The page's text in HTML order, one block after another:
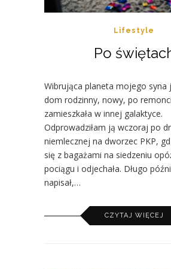
Lifestyle
Po
Wibrująca planeta mojego syna
dom rodzinny, nowy, po
zamieszkała w innej galaktyce.
Odprowadziłam ją wczoraj po
niemlecznej na dworzec PKP,
się z bagażami na siedzeniu
pociągu i odjechała. Długo
napisał,…
CZYTAJ WIĘCEJ